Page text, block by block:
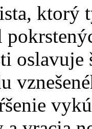
ktorý